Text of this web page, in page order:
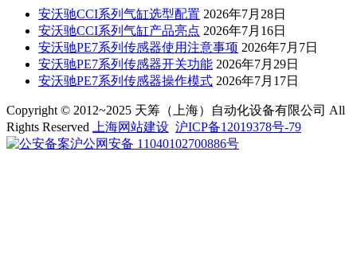
安沃驰CCI系列气缸选型配置 2026年7月28日
安沃驰CCI系列气缸产品亮点 2026年7月16日
安沃驰PE7系列传感器使用注意事项 2026年7月7日
安沃驰PE7系列传感器开关功能 2026年7月29日
安沃驰PE7系列传感器操作模式 2026年7月17日
Copyright © 2012~2025 天筹（上海）自动化设备有限公司 All
Rights Reserved
上海网站建设 沪ICP备12019378号-79
沪公网安备 11040102700886号